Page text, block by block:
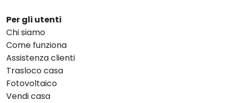
Per gli utenti
Chi siamo
Come funziona
Assistenza clienti
Trasloco casa
Fotovoltaico
Vendi casa